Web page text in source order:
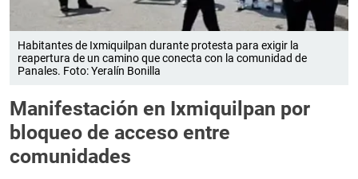
Habitantes de Ixmiquilpan durante protesta para exigir la
reapertura de un camino que conecta con la comunidad de
Panales. Foto: Yeralín Bonilla
Manifestación en Ixmiquilpan por
bloqueo de acceso entre
comunidades